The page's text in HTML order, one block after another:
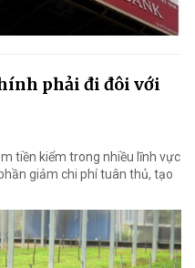
phải đi đôi với
tiền kiểm trong nhiều lĩnh vực
giảm chi phí tuân thủ, tạo